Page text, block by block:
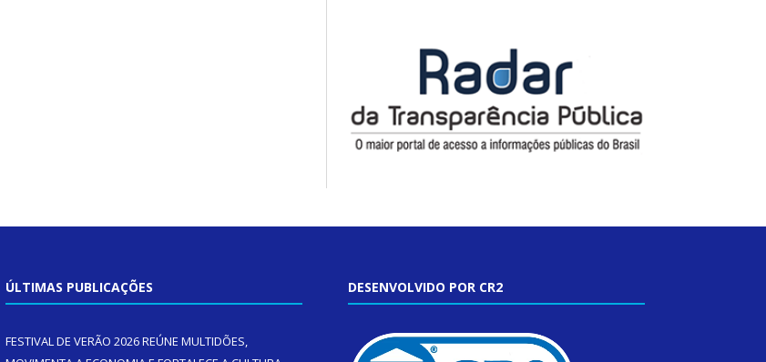
ÚLTIMAS PUBLICAÇÕES
FESTIVAL DE VERÃO 2026 REÚNE MULTIDÕES,
DESENVOLVIDO POR CR2